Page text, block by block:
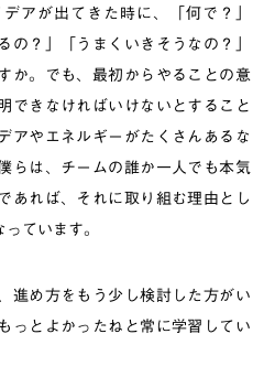
アが出てきた時に、「何で？」
の？」「うまくいきそうなの？」
か。でも、最初からやることの意
できなければいけないとすること
アやエネルギーがたくさんあるな
らは、チームの誰か一人でも本気
あれば、それに取り組む理由とし
ています。
進め方をもう少し検討した方がい
っとよかったねと常に学習してい